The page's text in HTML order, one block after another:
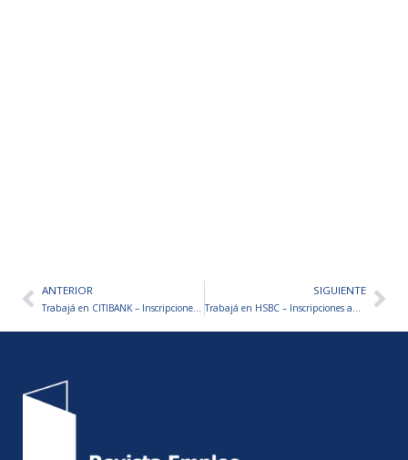
AntANTERIOR
Trabajá en CITIBANK – Inscripciones abiertas
SIGUIENTE
Trabajá en HSBC – Inscripciones abiertas